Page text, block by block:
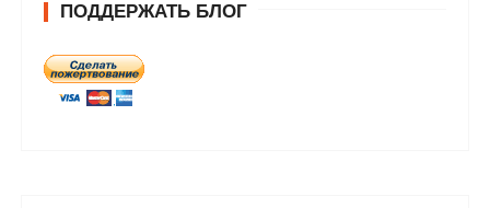
ПОДДЕРЖАТЬ БЛОГ